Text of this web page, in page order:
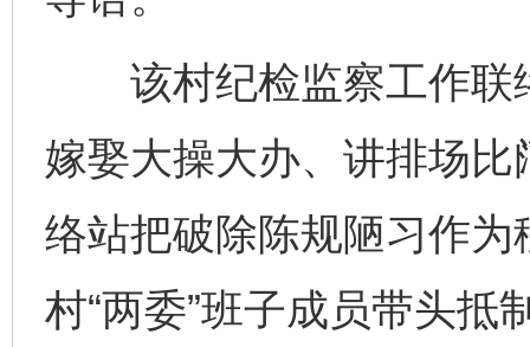
该村纪检监察工作联
嫁娶大操大办、讲排场
络站把破除陈规陋习作
村“两委”班子成员带头抵